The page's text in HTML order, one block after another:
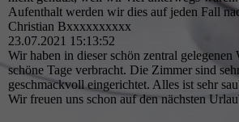
Aufenthalt werden wir dies auf jeden Fall
Christian Bxxxxxxxxxx
23.07.2021 15:13:52
Wir haben in dieser schön zentral gelegenen
schöne Tage verbracht. Die Zimmer sind
geschmackvoll eingerichtet. Alles ist sehr
Wir freuen uns schon auf den nächsten